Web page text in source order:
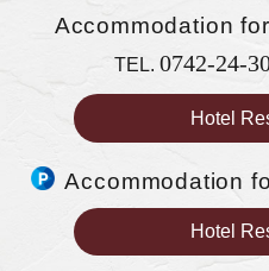
Accommodation
TEL.0742-24-
Hotel
Accommodation
Hotel